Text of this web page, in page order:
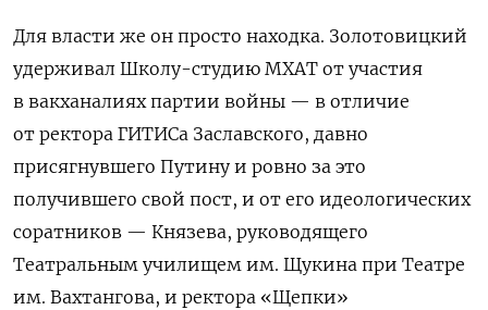
Для власти же он просто находка. Золотовицкий
удерживал Школу-студию МХАТ от участия
в вакханалиях партии войны — в отличие
от ректора ГИТИСа Заславского, давно
присягнувшего Путину и ровно за это
получившего свой пост, и от его идеологических
соратников — Князева, руководящего
Театральным училищем им. Щукина при Театре
им. Вахтангова, и ректора «Щепки»